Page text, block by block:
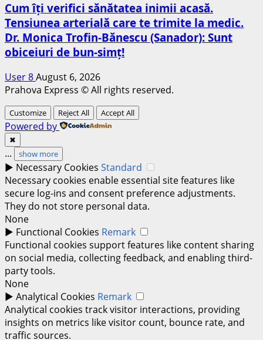
Cum îți verifici sănătatea inimii acasă.
Tensiunea arterială care te trimite la medic.
Dr. Monica Trofin-Bănescu (Sanador): Sunt
obiceiuri de bun-simț!
User 8August 6, 2026
Prahova Express © All rights reserved.
Customize Reject All Accept All
Powered by
✖
... show more
► Necessary Cookies Standard
Necessary cookies enable essential site features like
secure log-ins and consent preference adjustments.
They do not store personal data.
None
► Functional Cookies Remark
Functional cookies support features like content sharing
on social media, collecting feedback, and enabling third-
party tools.
None
► Analytical Cookies Remark
Analytical cookies track visitor interactions, providing
insights on metrics like visitor count, bounce rate, and
traffic sources.